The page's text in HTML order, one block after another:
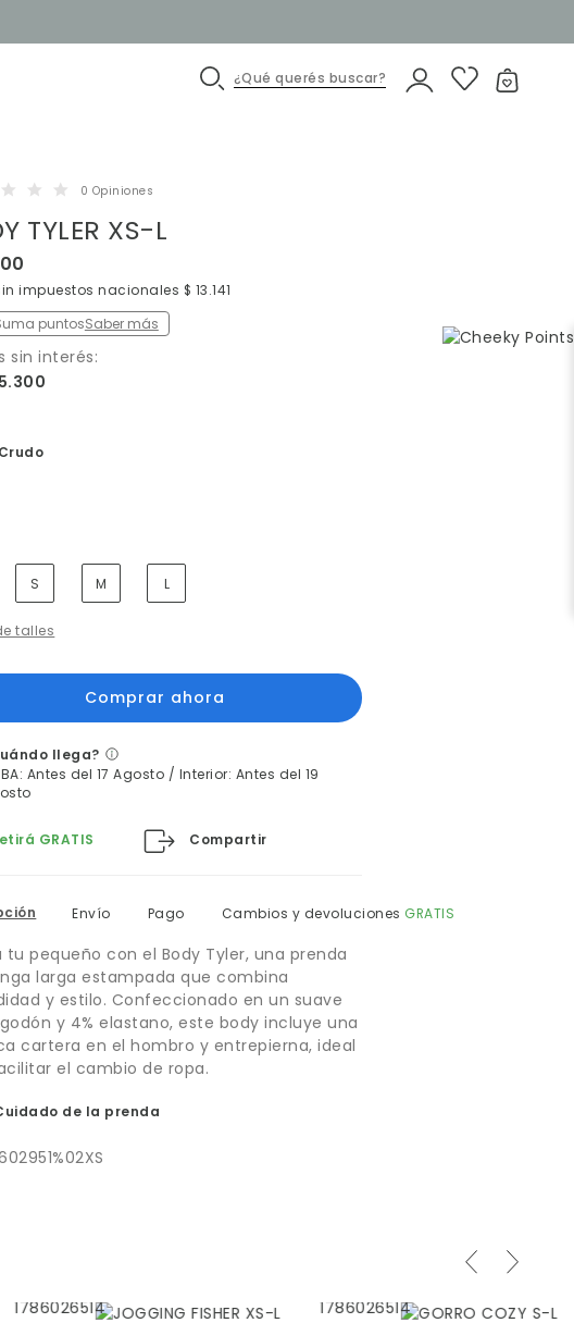
¿Qué querés buscar?
0 Opiniones
TYLER XS-L
impuestos nacionales $ 13.141
puntosSaber más
sin interés:
Crudo
S M L
talles
llega?
Antes del 17 Agosto / Interior: Antes del 19
GRATIS Compartir
Envío Pago Cambios y devoluciones GRATIS
tu pequeño con el Body Tyler, una prenda
larga estampada que combina
y estilo. Confeccionado en un suave
y 4% elastano, este body incluye una
cartera en el hombro y entrepierna, ideal
el cambio de ropa.
de la prenda